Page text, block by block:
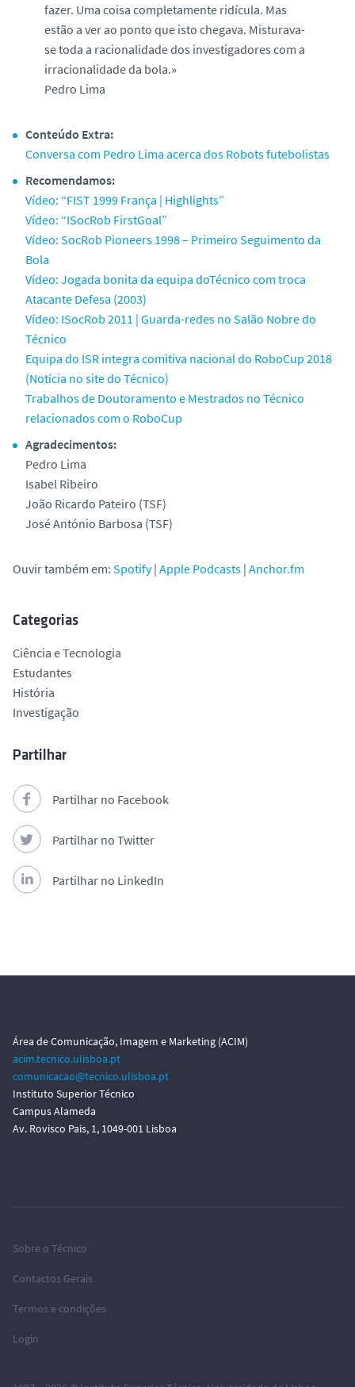
fazer. Uma coisa completamente ridícula. Mas
estão a ver ao ponto que isto chegava. Misturava-
se toda a racionalidade dos investigadores com a
irracionalidade da bola.»
Pedro Lima
Conteúdo Extra:
Conversa com Pedro Lima acerca dos Robots futebolistas
Recomendamos:
Vídeo: “FIST 1999 França | Highlights”
Vídeo: “ISocRob FirstGoal”
Vídeo: SocRob Pioneers 1998 – Primeiro Seguimento da
Bola
Vídeo: Jogada bonita da equipa doTécnico com troca
Atacante Defesa (2003)
Vídeo: ISocRob 2011 | Guarda-redes no Salão Nobre do
Técnico
Equipa do ISR integra comitiva nacional do RoboCup 2018
(Notícia no site do Técnico)
Trabalhos de Doutoramento e Mestrados no Técnico
relacionados com o RoboCup
Agradecimentos:
Pedro Lima
Isabel Ribeiro
João Ricardo Pateiro (TSF)
José António Barbosa (TSF)
Ouvir também em: Spotify| Apple Podcasts | Anchor.fm
Categorias
Ciência e Tecnologia
Estudantes
História
Investigação
Partilhar
Partilhar no Facebook
Partilhar no Twitter
Partilhar no LinkedIn
Área de Comunicação, Imagem e Marketing (ACIM)
acim.tecnico.ulisboa.pt
comunicacao@tecnico.ulisboa.pt
Instituto Superior Técnico
Campus Alameda
Av. Rovisco Pais, 1, 1049-001 Lisboa
Sobre o Técnico
Contactos Gerais
Termos e condições
Login